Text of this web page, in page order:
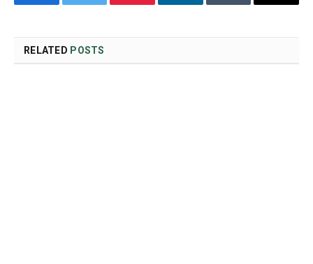
FacebookTwitter Pinterest LinkedInTumblr Email
RELATED POSTS